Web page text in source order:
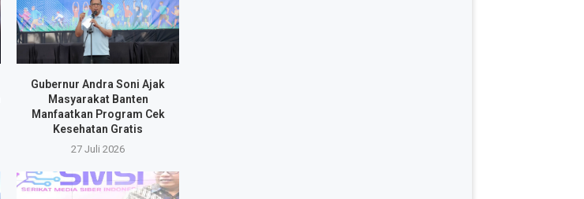
Gubernur Andra Soni Ajak
Masyarakat Banten
Manfaatkan Program Cek
Kesehatan Gratis
27 Juli 2026